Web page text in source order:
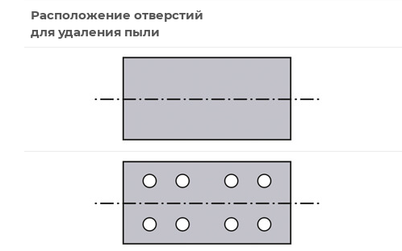
Расположение отверстий
для удаления пыли